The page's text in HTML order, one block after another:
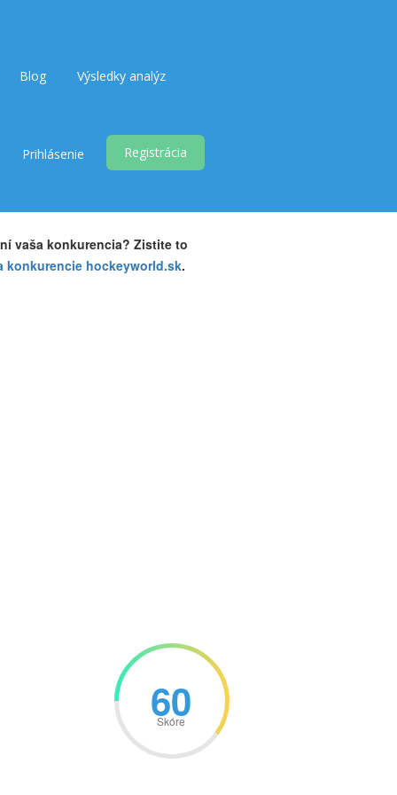
Blog Výsledky analýz
Prihlásenie Registrácia
vaša konkurencia? Zistite to
konkurencie hockeyworld.sk.
60
Skóre